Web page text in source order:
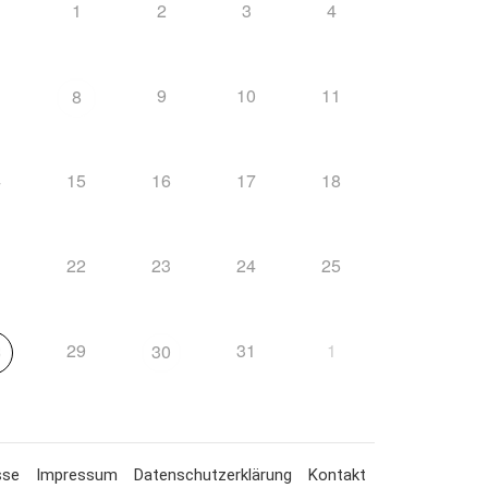
1 2 3 4
8 9 10 11
15 16 17 18
22 23 24 25
29 30 31 1
Impressum Datenschutzerklärung Kontakt